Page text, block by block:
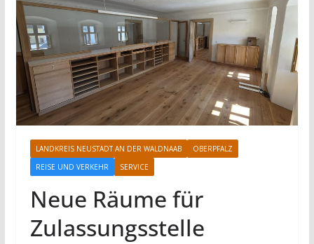
LANDKREIS NEUSTADT AN DER WALDNAAB
OBERPFALZ
REISE UND VERKEHR
SERVICE
Neue Räume für
Zulassungsstelle